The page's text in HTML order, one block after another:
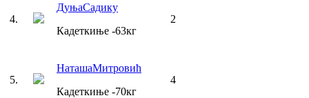
4.
ДуњаСадику
Кадеткиње -63кг
2
5.
НаташаМитровић
Кадеткиње -70кг
4